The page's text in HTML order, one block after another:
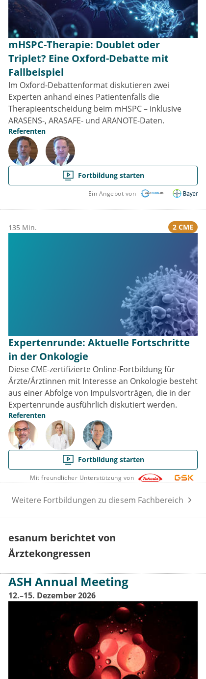
mHSPC-Therapie: Doublet oder
Triplet? Eine Oxford-Debatte mit
Fallbeispiel
Im Oxford-Debattenformat diskutieren zwei
Experten anhand eines Patientenfalls die
Therapieentscheidung beim mHSPC – inklusive
ARASENS-, ARASAFE- und ARANOTE-Daten.
Referenten
Fortbildung starten
Ein Angebot von
135 Min. 2 CME
Expertenrunde: Aktuelle Fortschritte
in der Onkologie
Diese CME-zertifizierte Online-Fortbildung für
Ärzte/Ärztinnen mit Interesse an Onkologie besteht
aus einer Abfolge von Impulsvorträgen, die in der
Expertenrunde ausführlich diskutiert werden.
Referenten
Fortbildung starten
Mit freundlicher Unterstützung von
Weitere Fortbildungen zu diesem Fachbereich
esanum berichtet von
Ärztekongressen
ASH Annual Meeting
12.–15. Dezember 2026